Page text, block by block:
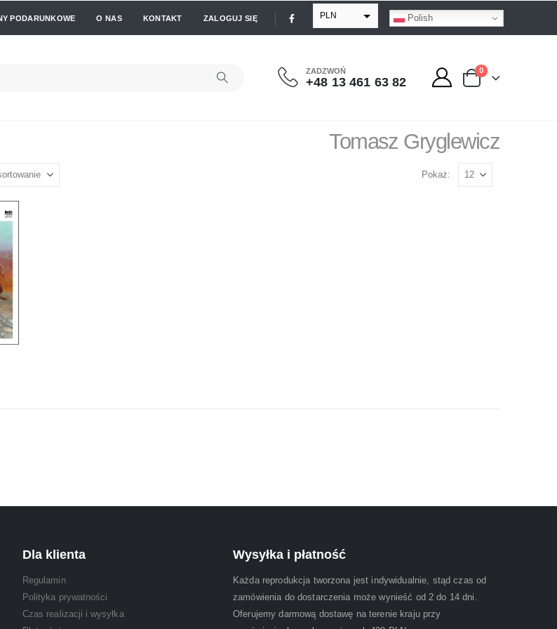
PODARUNKOWE O NAS KONTAKT ZALOGUJ SIĘ PLN
GBP
Polish
ZADZWOŃ
+48 13 461 63 82
0
Tomasz Gryglewicz
Pokaż:
Dla klienta
Regulamin
Polityka prywatności
Czas realizacji i wysyłka
Wysyłka i płatność
Każda reprodukcja tworzona jest indywidualnie, stąd czas od
zamówienia do dostarczenia może wynieść od 2 do 14 dni.
Oferujemy darmową dostawę na terenie kraju przy